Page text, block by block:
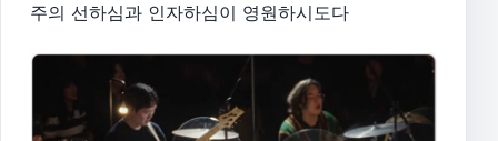
주의 선하심과 인자하심이 영원하시도다